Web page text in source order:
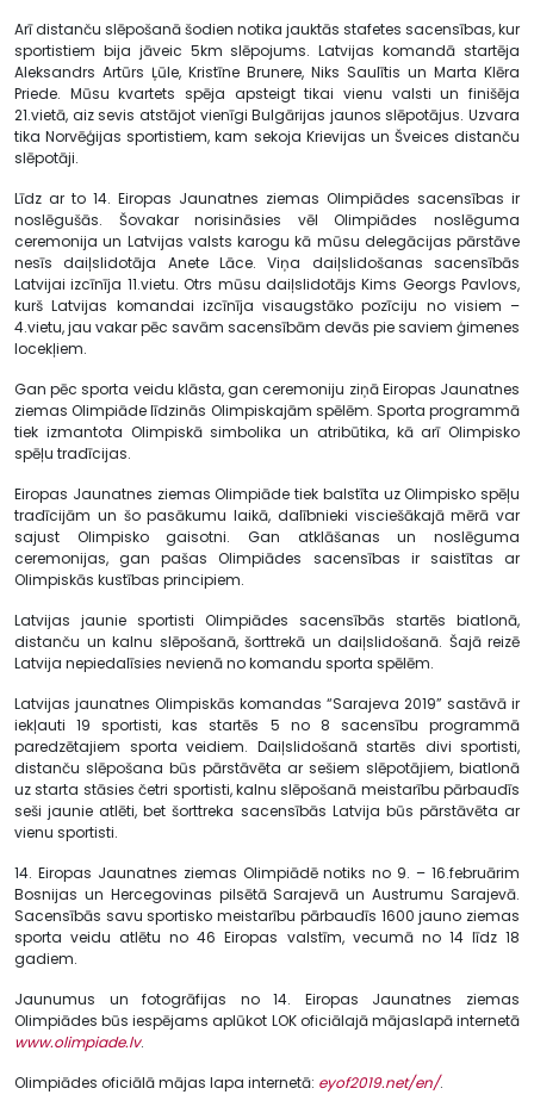
Arī distanču slēpošanā šodien notika jauktās stafetes sacensības, kur
sportistiem bija jāveic 5km slēpojums. Latvijas komandā startēja
Aleksandrs Artūrs Ļūle, Kristīne Brunere, Niks Saulītis un Marta Klēra
Priede. Mūsu kvartets spēja apsteigt tikai vienu valsti un finišēja
21.vietā, aiz sevis atstājot vienīgi Bulgārijas jaunos slēpotājus. Uzvara
tika Norvēģijas sportistiem, kam sekoja Krievijas un Šveices distanču
slēpotāji.
Līdz ar to 14. Eiropas Jaunatnes ziemas Olimpiādes sacensības ir
noslēgušās. Šovakar norisināsies vēl Olimpiādes noslēguma
ceremonija un Latvijas valsts karogu kā mūsu delegācijas pārstāve
nesīs daiļslidotāja Anete Lāce. Viņa daiļslidošanas sacensībās
Latvijai izcīnīja 11.vietu. Otrs mūsu daiļslidotājs Kims Georgs Pavlovs,
kurš Latvijas komandai izcīnīja visaugstāko pozīciju no visiem –
4.vietu, jau vakar pēc savām sacensībām devās pie saviem ģimenes
locekļiem.
Gan pēc sporta veidu klāsta, gan ceremoniju ziņā Eiropas Jaunatnes
ziemas Olimpiāde līdzinās Olimpiskajām spēlēm. Sporta programmā
tiek izmantota Olimpiskā simbolika un atribūtika, kā arī Olimpisko
spēļu tradīcijas.
Eiropas Jaunatnes ziemas Olimpiāde tiek balstīta uz Olimpisko spēļu
tradīcijām un šo pasākumu laikā, dalībnieki visciešākajā mērā var
sajust Olimpisko gaisotni. Gan atklāšanas un noslēguma
ceremonijas, gan pašas Olimpiādes sacensības ir saistītas ar
Olimpiskās kustības principiem.
Latvijas jaunie sportisti Olimpiādes sacensībās startēs biatlonā,
distanču un kalnu slēpošanā, šorttrekā un daiļslidošanā. Šajā reizē
Latvija nepiedalīsies nevienā no komandu sporta spēlēm.
Latvijas jaunatnes Olimpiskās komandas “Sarajeva 2019” sastāvā ir
iekļauti 19 sportisti, kas startēs 5 no 8 sacensību programmā
paredzētajiem sporta veidiem. Daiļslidošanā startēs divi sportisti,
distanču slēpošana būs pārstāvēta ar sešiem slēpotājiem, biatlonā
uz starta stāsies četri sportisti, kalnu slēpošanā meistarību pārbaudīs
seši jaunie atlēti, bet šorttreka sacensībās Latvija būs pārstāvēta ar
vienu sportisti.
14. Eiropas Jaunatnes ziemas Olimpiādē notiks no 9. – 16.februārim
Bosnijas un Hercegovinas pilsētā Sarajevā un Austrumu Sarajevā.
Sacensībās savu sportisko meistarību pārbaudīs 1600 jauno ziemas
sporta veidu atlētu no 46 Eiropas valstīm, vecumā no 14 līdz 18
gadiem.
Jaunumus un fotogrāfijas no 14. Eiropas Jaunatnes ziemas
Olimpiādes būs iespējams aplūkot LOK oficiālajā mājaslapā internetā
www.olimpiade.lv.
Olimpiādes oficiālā mājas lapa internetā: eyof2019.net/en/.